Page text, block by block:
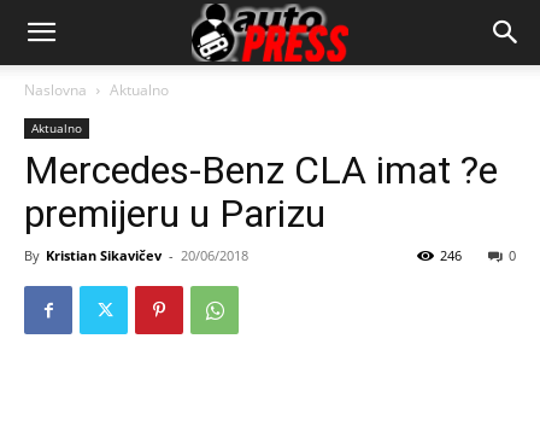
AutopressHR
Naslovna Aktualno
Aktualno
Mercedes-Benz CLA imat ?e
premijeru u Parizu
By Kristian Sikavičev - 20/06/2018 0
246